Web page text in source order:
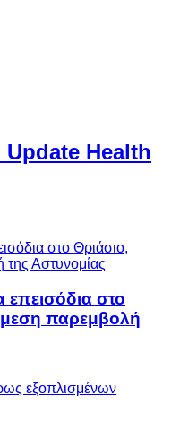
Update Health
επεισόδια στο
παρεμβολή